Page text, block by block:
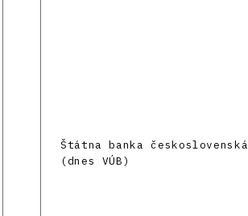
Štátna banka československá
(dnes VÚB)